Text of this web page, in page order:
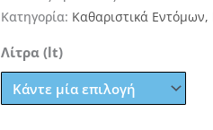
Κατηγορία: Καθαριστικά
Λίτρα (lt)
TONYIN
TAR
OFF